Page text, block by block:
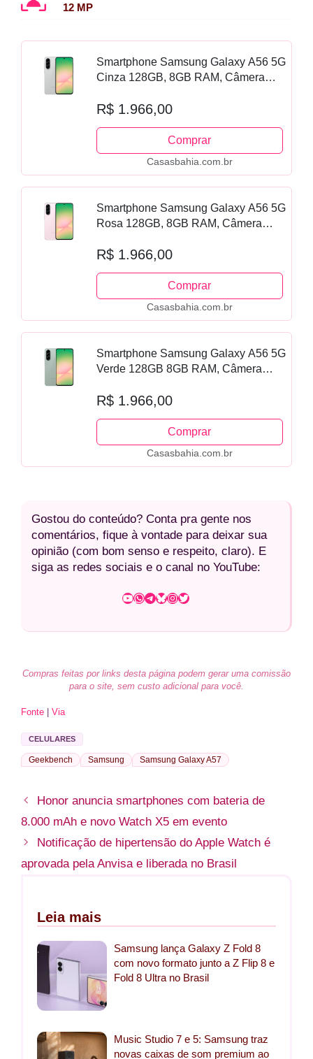
12 MP
Smartphone Samsung Galaxy A56 5G
Cinza 128GB, 8GB RAM, Câmera
6.7", IP67, NFC, Vídeo HDR e
R$ 1.966,00
Comprar
Casasbahia.com.br
Smartphone Samsung Galaxy A56 5G
Rosa 128GB, 8GB RAM, Câmera
6.7", IP67, NFC, Vídeo HDR e
R$ 1.966,00
Comprar
Casasbahia.com.br
Smartphone Samsung Galaxy A56 5G
Verde 128GB 8GB RAM, Câmera
6.7", IP67, NFC, Vídeo HDR e
R$ 1.966,00
Comprar
Casasbahia.com.br
Gostou do conteúdo? Conta pra gente nos
comentários, fique à vontade para deixar sua
opinião (com bom senso e respeito, claro). E
siga as redes sociais e o canal no YouTube:
Youtube WhatsApp TelegramBluesky InstagramTwitter
Compras feitas por links desta página podem gerar uma comissão
para o site, sem custo adicional para você.
Fonte Via
CELULARES
Geekbench Samsung Samsung Galaxy A57
Honor anuncia smartphones com bateria de
8.000 mAh e novo Watch X5 em evento
Notificação de hipertensão do Apple Watch é
aprovada pela Anvisa e liberada no Brasil
Leia mais
Samsung lança Galaxy Z Fold 8
com novo formato junto a Z Flip 8 e
Fold 8 Ultra no Brasil
Music Studio 7 e 5: Samsung traz
novas caixas de som premium ao